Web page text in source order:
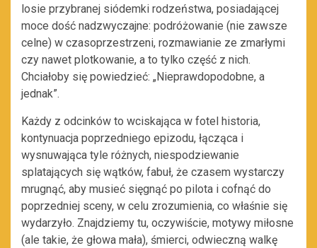
losie przybranej siódemki rodzeństwa, posiadającej
moce dość nadzwyczajne: podróżowanie (nie zawsze
celne) w czasoprzestrzeni, rozmawianie ze zmarłymi
czy nawet plotkowanie, a to tylko część z nich.
Chciałoby się powiedzieć: „Nieprawdopodobne, a
jednak”.
Każdy z odcinków to wciskająca w fotel historia,
kontynuacja poprzedniego epizodu, łącząca i
wysnuwająca tyle różnych, niespodziewanie
splatających się wątków, fabuł, że czasem wystarczy
mrugnąć, aby musieć sięgnąć po pilota i cofnąć do
poprzedniej sceny, w celu zrozumienia, co właśnie się
wydarzyło. Znajdziemy tu, oczywiście, motywy miłosne
(ale takie, że głowa mała), śmierci, odwieczną walkę